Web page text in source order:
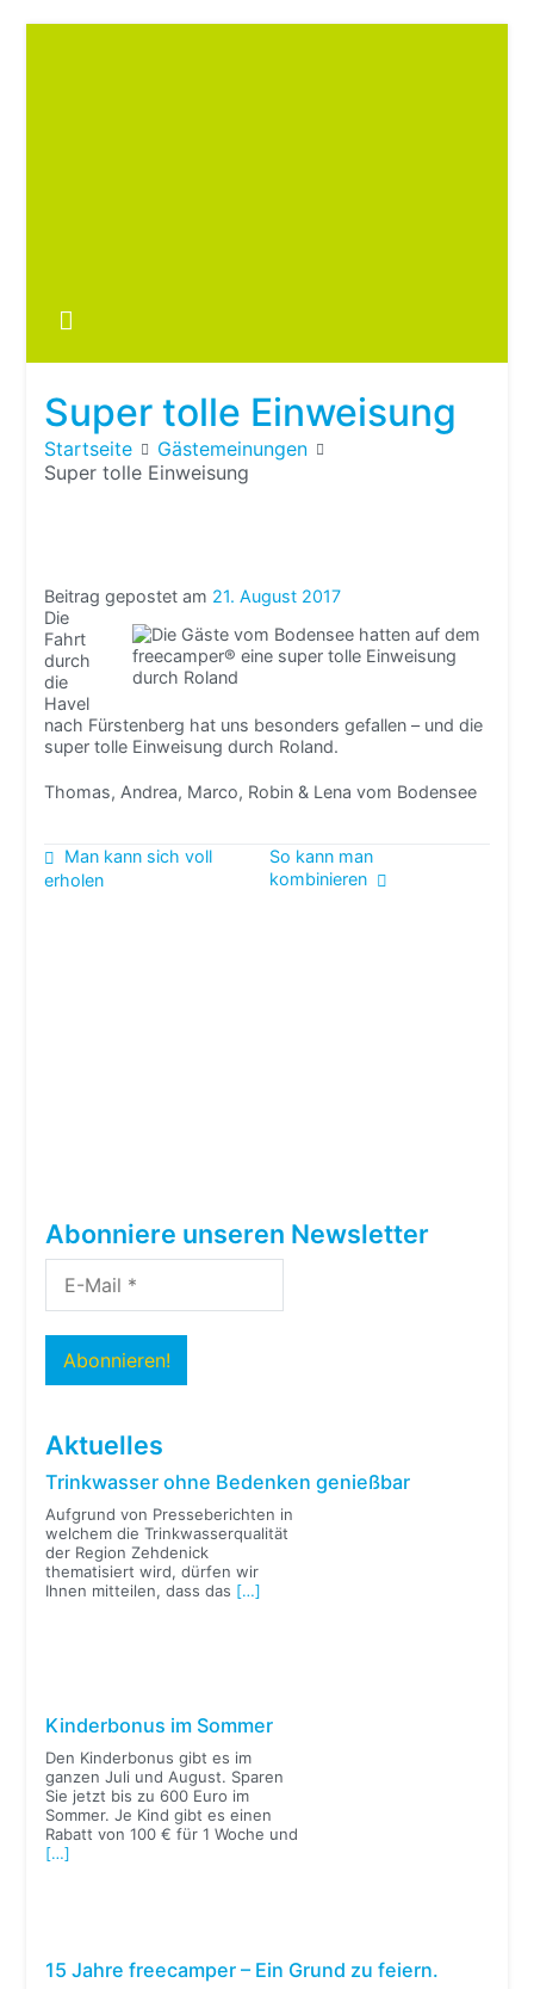
Super tolle Einweisung
Startseite
Gästemeinungen
Super tolle Einweisung
Beitrag gepostet am 21. August 2017
Die
Fahrt
durch
die
Havel
nach Fürstenberg hat uns besonders gefallen – und die
super tolle Einweisung durch Roland.
Thomas, Andrea, Marco, Robin & Lena vom Bodensee
Beitragsnavigation
Man kann sich voll
erholen
So kann man
kombinieren
Abonniere unseren Newsletter
Aktuelles
Trinkwasser ohne Bedenken genießbar
Aufgrund von Presseberichten in
welchem die Trinkwasserqualität
der Region Zehdenick
thematisiert wird, dürfen wir
Ihnen mitteilen, dass das […]
Kinderbonus im Sommer
Den Kinderbonus gibt es im
ganzen Juli und August. Sparen
Sie jetzt bis zu 600 Euro im
Sommer. Je Kind gibt es einen
Rabatt von 100 € für 1 Woche und
[…]
15 Jahre freecamper – Ein Grund zu feiern.